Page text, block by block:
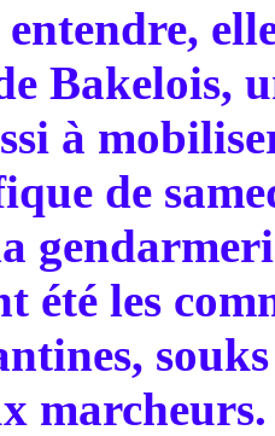
Bakelois,
à
de
été les
marcheurs.